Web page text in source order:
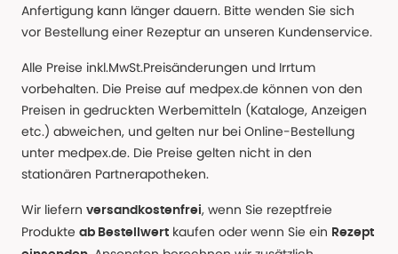
Anfertigung kann länger dauern. Bitte wenden Sie sich
vor Bestellung einer Rezeptur an unseren Kundenservice.
Alle Preise inkl.MwSt.Preisänderungen und Irrtum
vorbehalten. Die Preise auf medpex.de können von den
Preisen in gedruckten Werbemitteln (Kataloge, Anzeigen
etc.) abweichen, und gelten nur bei Online-Bestellung
unter medpex.de. Die Preise gelten nicht in den
stationären Partnerapotheken.
Wir liefern versandkostenfrei, wenn Sie rezeptfreie
Produkte ab Bestellwert kaufen oder wenn Sie ein Rezept